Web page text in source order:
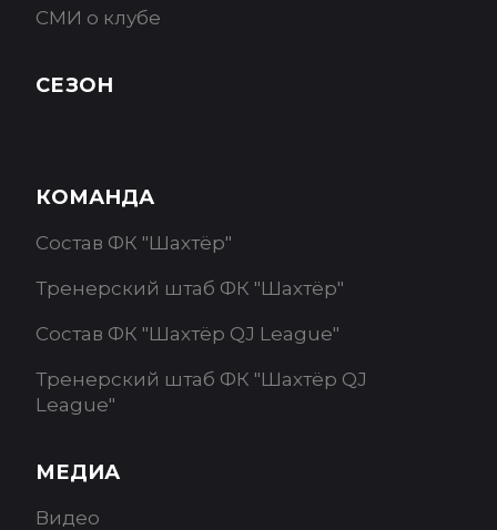
СМИ о клубе
СЕЗОН
КОМАНДА
Состав ФК "Шахтёр"
Тренерский штаб ФК "Шахтёр"
Состав ФК "Шахтёр QJ League"
Тренерский штаб ФК "Шахтёр QJ
League"
МЕДИА
Видео